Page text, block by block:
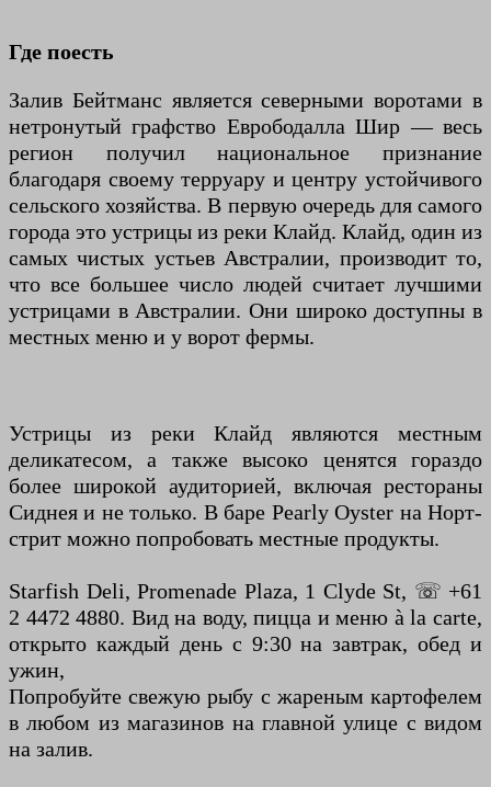
Где поесть
Залив Бейтманс является северными воротами в
нетронутый графство Еврободалла Шир — весь
регион получил национальное признание
благодаря своему терруару и центру устойчивого
сельского хозяйства. В первую очередь для самого
города это устрицы из реки Клайд. Клайд, один из
самых чистых устьев Австралии, производит то,
что все большее число людей считает лучшими
устрицами в Австралии. Они широко доступны в
местных меню и у ворот фермы.
Устрицы из реки Клайд являются местным
деликатесом, а также высоко ценятся гораздо
более широкой аудиторией, включая рестораны
Сиднея и не только. В баре Pearly Oyster на Норт-
стрит можно попробовать местные продукты.
Starfish Deli, Promenade Plaza, 1 Clyde St, ☏ +61
2 4472 4880. Вид на воду, пицца и меню à la carte,
открыто каждый день с 9:30 на завтрак, обед и
ужин,
Попробуйте свежую рыбу с жареным картофелем
в любом из магазинов на главной улице с видом
на залив.